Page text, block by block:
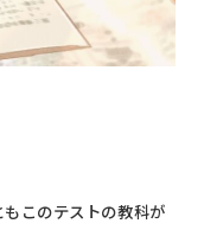
このテストの教科が